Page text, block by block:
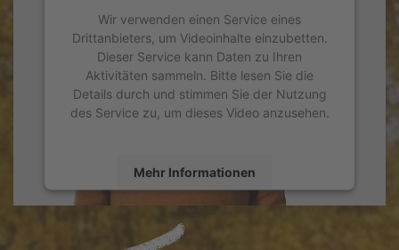
Wir verwenden einen Service eines
Drittanbieters, um Videoinhalte einzubetten.
Dieser Service kann Daten zu Ihren
Aktivitäten sammeln. Bitte lesen Sie die
Details durch und stimmen Sie der Nutzung
des Service zu, um dieses Video anzusehen.
Mehr Informationen